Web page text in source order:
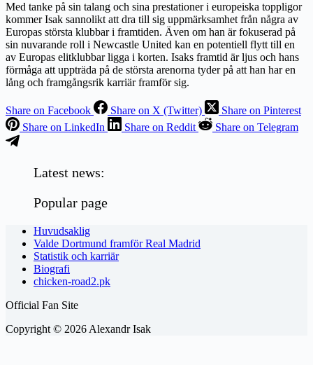
Med tanke på sin talang och sina prestationer i europeiska toppligor
kommer Isak sannolikt att dra till sig uppmärksamhet från några av
Europas största klubbar i framtiden. Även om han är fokuserad på
sin nuvarande roll i Newcastle United kan en potentiell flytt till en
av Europas elitklubbar ligga i korten. Isaks framtid är ljus och hans
förmåga att uppträda på de största arenorna tyder på att han har en
lång och framgångsrik karriär framför sig.
Share on Facebook Share on X (Twitter)
Share on Pinterest
Share on LinkedIn
Share on Reddit Share on Telegram
Latest news:
Popular page
Huvudsaklig
Valde Dortmund framför Real Madrid
Statistik och karriär
Biografi
chicken-road2.pk
Official Fan Site
Copyright © 2026 Alexandr Isak